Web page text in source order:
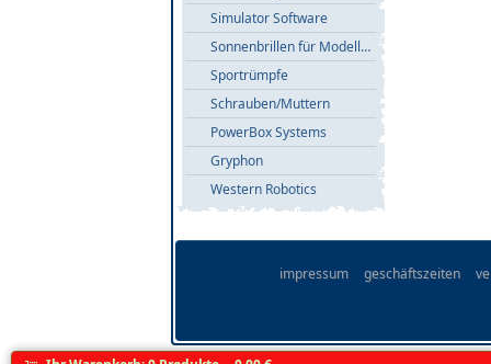
Simulator Software
Sonnenbrillen für Modellflieger
Sportrümpfe
Schrauben/Muttern
PowerBox Systems
Gryphon
Western Robotics
impressum geschäftszeiten